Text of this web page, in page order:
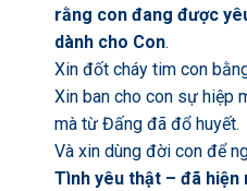
rằng con đang được
dành cho Con.
Xin đốt cháy tim con
Xin ban cho con sự hiệp
mà từ Đấng đã đổ huyết.
Và xin dùng đời con để
Tình yêu thật – đã hiện